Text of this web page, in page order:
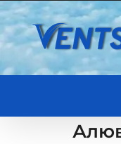
Skip
to
content